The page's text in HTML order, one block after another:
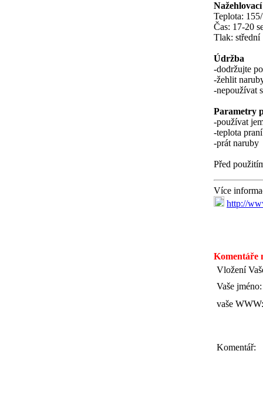
Teplota:
Čas: 17-20
Tlak: střední
Údržba
-dodržujte
-žehlit
-nepoužívat
Parametry
-používat
-teplota
-prát naruby
Před
Více
http://
Komentáře
Vložení
Vaše jméno:
vaše WWW:
Komentář: